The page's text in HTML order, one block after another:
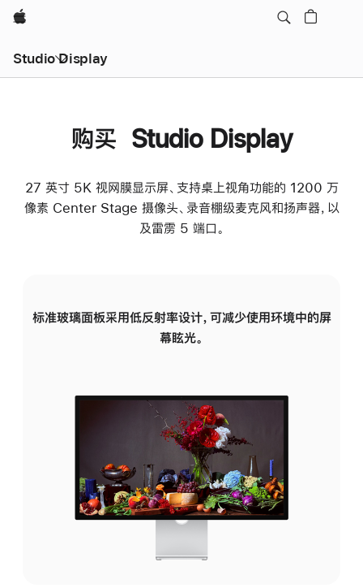
Apple
Studio Display
购买 Studio Display
27 英寸 5K 视网膜显示屏、支持桌上视角功能的 1200 万
像素 Center Stage 摄像头、录音棚级麦克风和扬声器，以
及雷雳 5 端口。
标准玻璃面板采用低反射率设计，可减少使用环境中的屏
幕眩光。